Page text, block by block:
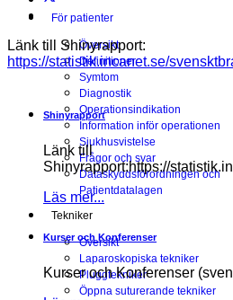
För patienter
Översikt
Definitioner
Symtom
Diagnostik
Operationsindikation
Information inför operationen
Sjukhusvistelse
Frågor och svar
Dataskyddsförordningen och
Patientdatalagen
Tekniker
Översikt
Laparoskopiska tekniker
Pluggtekniker
Öppna suturerande tekniker
Länk till Shinyrapport:
https://statistik.incanet.se/
Shinyrapport
Länk till
Shinyrapport:https://
Läs mer...
Kurser och Konferenser
Kurser och Konferenser